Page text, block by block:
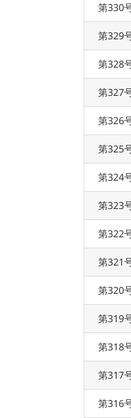
第330
第329
第328
第327
第326
第325
第324
第323
第322
第321
第320
第319
第318
第317
第316